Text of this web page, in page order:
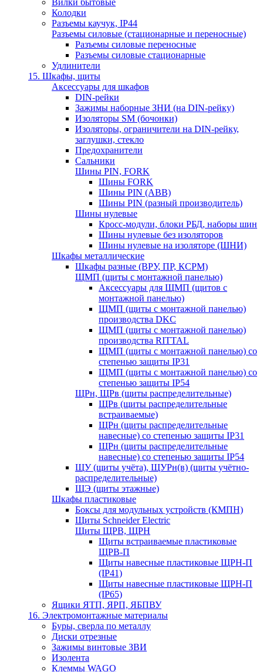
Вилки бытовые
Колодки
Разъемы каучук, IP44
Разъемы силовые (стационарные и переносные)
Разъемы силовые переносные
Разъемы силовые стационарные
Удлинители
15. Шкафы, щиты
Аксессуары для шкафов
DIN-рейки
Зажимы наборные ЗНИ (на DIN-рейку)
Изоляторы SM (бочонки)
Изоляторы, ограничители на DIN-рейку,
заглушки, стекло
Предохранители
Сальники
Шины PIN, FORK
Шины FORK
Шины PIN (АВВ)
Шины PIN (разный производитель)
Шины нулевые
Кросс-модули, блоки РБД, наборы шин
Шины нулевые без изоляторов
Шины нулевые на изоляторе (ШНИ)
Шкафы металлические
Шкафы разные (ВРУ, ПР, КСРМ)
ЩМП (щиты с монтажной панелью)
Аксессуары для ЩМП (щитов с
монтажной панелью)
ЩМП (щиты с монтажной панелью)
производства DKC
ЩМП (щиты с монтажной панелью)
производства RITTAL
ЩМП (щиты с монтажной панелью) со
степенью защиты IP31
ЩМП (щиты с монтажной панелью) со
степенью защиты IP54
ЩРн, ЩРв (щиты распределительные)
ЩРв (щиты распределительные
встраиваемые)
ЩРн (щиты распределительные
навесные) со степенью защиты IP31
ЩРн (щиты распределительные
навесные) со степенью защиты IP54
ЩУ (щиты учёта), ЩУРн(в) (щиты учётно-
распределительные)
ЩЭ (щиты этажные)
Шкафы пластиковые
Боксы для модульных устройств (КМПН)
Щиты Schneider Electric
Щиты ЩРВ, ЩРН
Щиты встраиваемые пластиковые
ЩРВ-П
Щиты навесные пластиковые ЩРН-П
(IP41)
Щиты навесные пластиковые ЩРН-П
(IP65)
Ящики ЯТП, ЯРП, ЯБПВУ
16. Электромонтажные материалы
Буры, сверла по металлу
Диски отрезные
Зажимы винтовые ЗВИ
Изолента
Клеммы WAGO